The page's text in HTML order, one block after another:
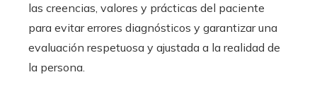
las creencias, valores y prácticas del paciente
para evitar errores diagnósticos y garantizar una
evaluación respetuosa y ajustada a la realidad de
la persona.